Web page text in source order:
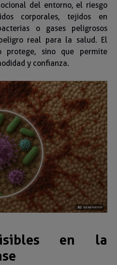
del entorno, el riesgo
corporales, tejidos en
o gases peligrosos
real para la salud. El
protege, sino que permite
y confianza.
en la